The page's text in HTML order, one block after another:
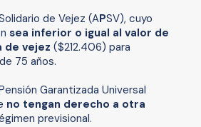
de Vejez (APSV), cuyo
sea inferior o igual al valor de
de vejez ($212.406) para
75 años.
Garantizada Universal
no tengan derecho a otra
previsional.